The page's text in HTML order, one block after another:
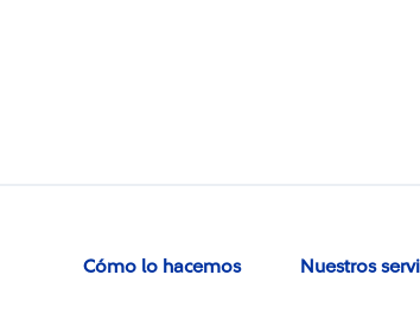
Cómo lo hacemos Nuestros